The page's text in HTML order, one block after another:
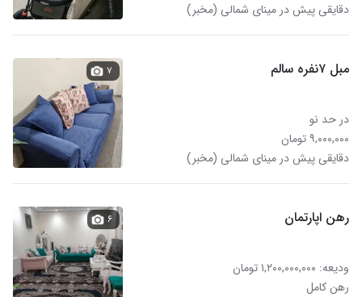
دقایقی پیش در مینای شمالی (مخبر)
مبل ۷نفره سالم
در حد نو
۹,۰۰۰,۰۰۰ تومان
دقایقی پیش در مینای شمالی (مخبر)
۷
رهن اپارتمان
ودیعه: ۱,۲۰۰,۰۰۰,۰۰۰ تومان
رهن کامل
۶